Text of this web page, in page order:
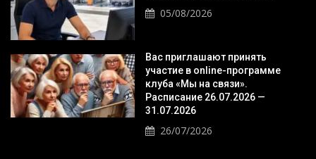
05/08/2026
Вас приглашают принять
участие в online-программе
клуба «Мы на связи».
Расписание 26.07.2026 —
31.07.2026
26/07/2026